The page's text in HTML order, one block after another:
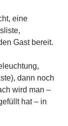
eine
Gast bereit.
dann noch
wird man –
hat – in